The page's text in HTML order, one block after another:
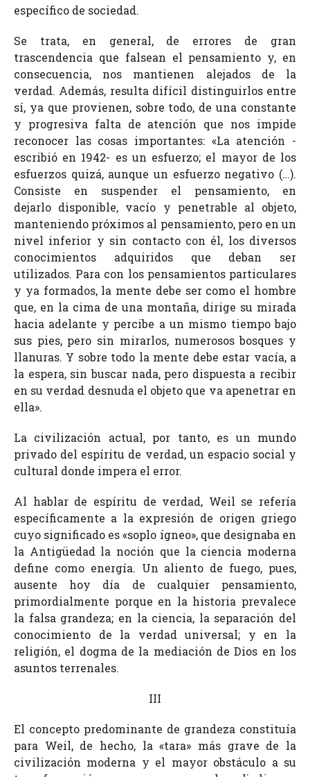
específico de sociedad.
Se trata, en general, de errores de gran
trascendencia que falsean el pensamiento y, en
consecuencia, nos mantienen alejados de la
verdad. Además, resulta difícil distinguirlos entre
sí, ya que provienen, sobre todo, de una constante
y progresiva falta de atención que nos impide
reconocer las cosas importantes: «La atención -
escribió en 1942- es un esfuerzo; el mayor de los
esfuerzos quizá, aunque un esfuerzo negativo (…).
Consiste en suspender el pensamiento, en
dejarlo disponible, vacío y penetrable al objeto,
manteniendo próximos al pensamiento, pero en un
nivel inferior y sin contacto con él, los diversos
conocimientos adquiridos que deban ser
utilizados. Para con los pensamientos particulares
y ya formados, la mente debe ser como el hombre
que, en la cima de una montaña, dirige su mirada
hacia adelante y percibe a un mismo tiempo bajo
sus pies, pero sin mirarlos, numerosos bosques y
llanuras. Y sobre todo la mente debe estar vacía, a
la espera, sin buscar nada, pero dispuesta a recibir
en su verdad desnuda el objeto que va apenetrar en
ella».
La civilización actual, por tanto, es un mundo
privado del espíritu de verdad, un espacio social y
cultural donde impera el error.
Al hablar de espíritu de verdad, Weil se refería
específicamente a la expresión de origen griego
cuyo significado es «soplo ígneo», que designaba en
la Antigüedad la noción que la ciencia moderna
define como energía. Un aliento de fuego, pues,
ausente hoy día de cualquier pensamiento,
primordialmente porque en la historia prevalece
la falsa grandeza; en la ciencia, la separación del
conocimiento de la verdad universal; y en la
religión, el dogma de la mediación de Dios en los
asuntos terrenales.
III
El concepto predominante de grandeza constituía
para Weil, de hecho, la «tara» más grave de la
civilización moderna y el mayor obstáculo a su